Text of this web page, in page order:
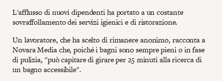
L'afflusso di nuovi dipendenti ha portato a un costante
sovraffollamento dei servizi igienici e di ristorazione.
Un lavoratore, che ha scelto di rimanere anonimo, racconta a
Novara Media che, poiché i bagni sono sempre pieni o in fase
di pulizia, "può capitare di girare per 25 minuti alla ricerca di
un bagno accessibile".